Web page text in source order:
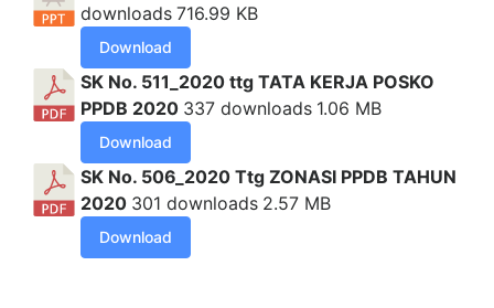
downloads 716.99 KB
Download
SK No. 511_2020 ttg TATA KERJA POSKO
PPDB 2020 337 downloads 1.06 MB
Download
SK No. 506_2020 Ttg ZONASI PPDB TAHUN
2020 301 downloads 2.57 MB
Download